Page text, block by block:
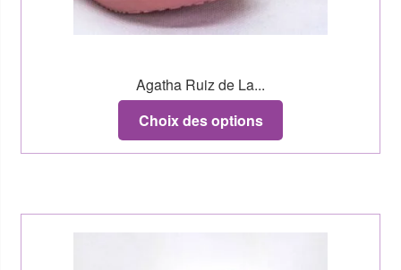
Agatha Ruiz de La...
Choix des options